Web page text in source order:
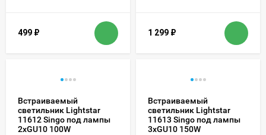
499 ₽ 1 299 ₽
Встраиваемый
светильник Lightstar
11612 Singo под лампы
2xGU10 100W
Встраиваемый
светильник Lightstar
11613 Singo под лампы
3xGU10 150W